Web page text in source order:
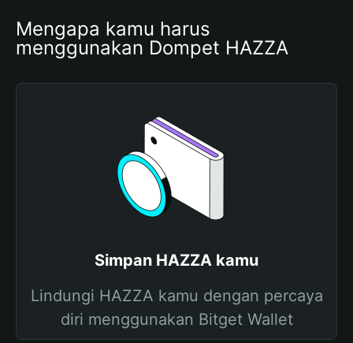
Mengapa kamu harus
menggunakan Dompet HAZZA
Simpan HAZZA kamu
Lindungi HAZZA kamu dengan percaya
diri menggunakan Bitget Wallet